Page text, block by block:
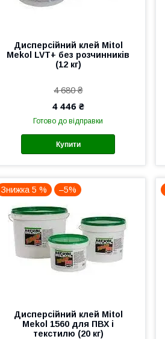
Дисперсійний клей Mitol
Mekol LVT+ без розчинників
(12 кг)
4 680 ₴
4 446 ₴
Готово до відправки
Купити
Знижка 5 % –5%
Дисперсійний клей Mitol
Mekol 1560 для ПВХ і
текстилю (20 кг)